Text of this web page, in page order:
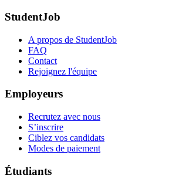
StudentJob
A propos de StudentJob
FAQ
Contact
Rejoignez l'équipe
Employeurs
Recrutez avec nous
S’inscrire
Ciblez vos candidats
Modes de paiement
Étudiants